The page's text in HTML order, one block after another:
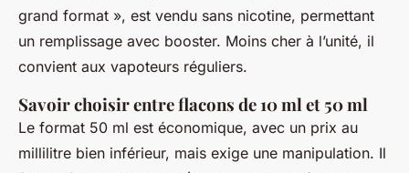
grand format », est vendu sans nicotine, permettant
un remplissage avec booster. Moins cher à l’unité, il
convient aux vapoteurs réguliers.
Savoir choisir entre flacons de 10 ml et 50 ml
Le format 50 ml est économique, avec un prix au
millilitre bien inférieur, mais exige une manipulation. Il